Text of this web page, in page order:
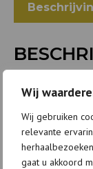
Wij
Wij gebruiken
relevante
gaat u akkoord
Deze
Met zijn roze
perfect speel-
Afmeting; 18 cm